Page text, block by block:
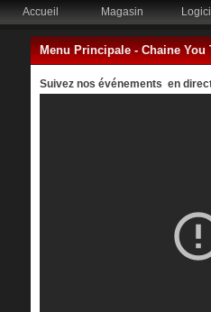
Accueil Magasin
Menu Principale -Chaine You
Suivez nos événements en